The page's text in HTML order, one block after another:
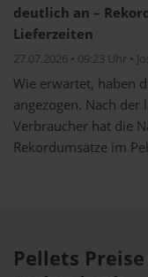
deutlich an –
Lieferzeiten
27.07.2026 • 09:23 Uhr •
Wie erwartet, haben
angezogen. Nach
Verbraucher hat die
Rekordumsätze im
Pellets